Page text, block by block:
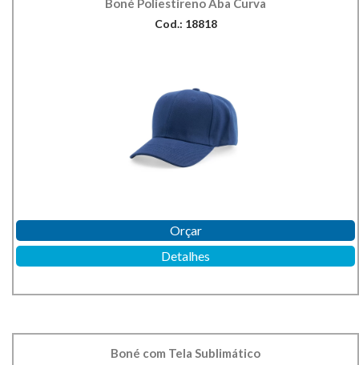
Boné Poliestireno Aba Curva
Cod.: 18818
Orçar
Detalhes
Boné com Tela Sublimático